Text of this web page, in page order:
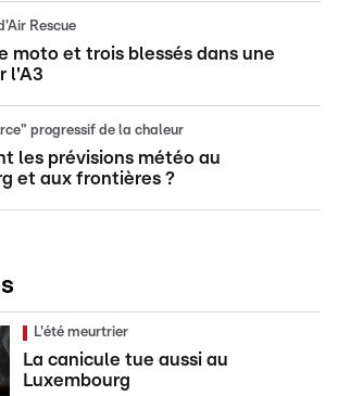
Rescue
moto et trois blessés dans une
l'A3
progressif de la chaleur
les prévisions météo au
et aux frontières ?
L'été meurtrier
La canicule tue aussi au
Luxembourg